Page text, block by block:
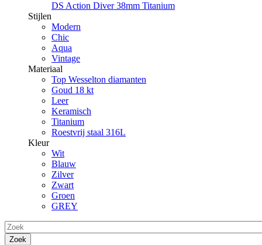
DS Action Diver 38mm Titanium
Stijlen
Modern
Chic
Aqua
Vintage
Materiaal
Top Wesselton diamanten
Goud 18 kt
Leer
Keramisch
Titanium
Roestvrij staal 316L
Kleur
Wit
Blauw
Zilver
Zwart
Groen
GREY
Zoek